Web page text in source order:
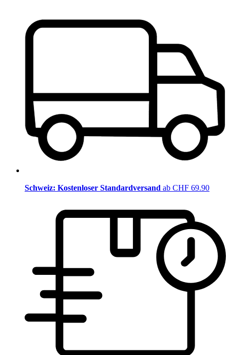
Schweiz: Kostenloser Standardversand ab CHF 69.90